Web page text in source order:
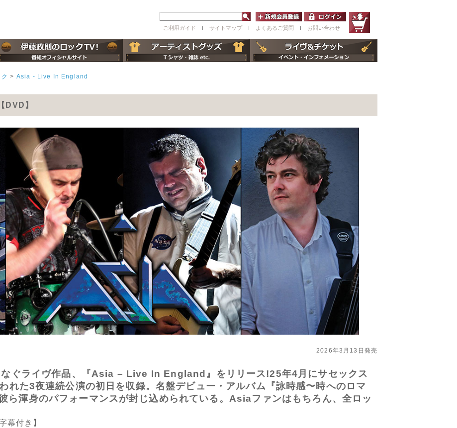
ご利用ガイド ｌ サイトマップ ｌ よくあるご質問 ｌ お問い合わせ
> Asia - Live In England
】
2026年3月13日発売
ぐライヴ作品、『Asia – Live In England』をリリース!25年4月にサセックス
た3夜連続公演の初日を収録。名盤デビュー・アルバム『詠時感〜時へのロマ
ら渾身のパフォーマンスが封じ込められている。Asiaファンはもちろん、全ロッ
幕付き】